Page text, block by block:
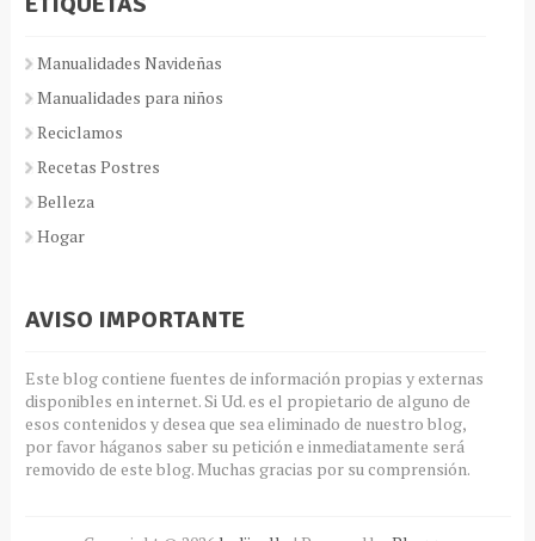
Manualidades Navideñas
Manualidades para niños
Reciclamos
Recetas Postres
Belleza
Hogar
AVISO IMPORTANTE
Este blog contiene fuentes de información propias y externas
disponibles en internet. Si Ud. es el propietario de alguno de
esos contenidos y desea que sea eliminado de nuestro blog,
por favor háganos saber su petición e inmediatamente será
removido de este blog. Muchas gracias por su comprensión.